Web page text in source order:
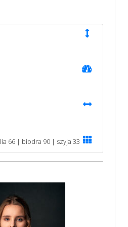
66 | biodra 90 | szyja 33